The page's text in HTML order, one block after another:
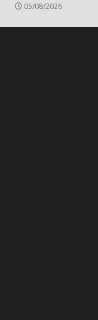
05/08/2026